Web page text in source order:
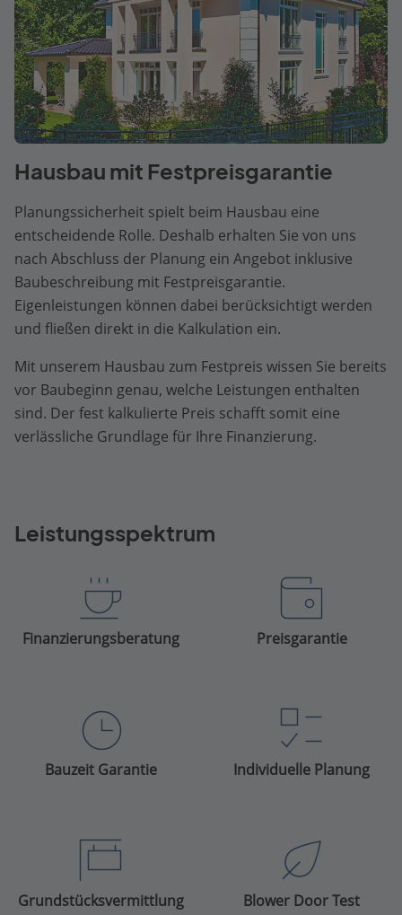
Hausbau mit Festpreisgarantie
Planungssicherheit spielt beim Hausbau eine
entscheidende Rolle. Deshalb erhalten Sie von uns
nach Abschluss der Planung ein Angebot inklusive
Baubeschreibung mit Festpreisgarantie.
Eigenleistungen können dabei berücksichtigt werden
und fließen direkt in die Kalkulation ein.
Mit unserem Hausbau zum Festpreis wissen Sie bereits
vor Baubeginn genau, welche Leistungen enthalten
sind. Der fest kalkulierte Preis schafft somit eine
verlässliche Grundlage für Ihre Finanzierung.
Leistungsspektrum
Finanzierungsberatung Preisgarantie
Bauzeit Garantie Individuelle Planung
Grundstücksvermittlung Blower Door Test